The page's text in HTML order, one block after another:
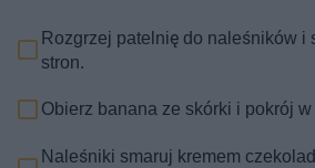
Rozgrzej patelnię do naleśników i
stron.
Obierz banana ze skórki i pokrój w
Naleśniki smaruj kremem